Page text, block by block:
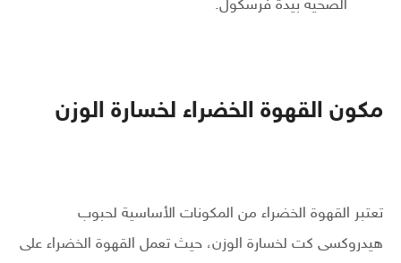
الصحية بيدة فرسكول.
مكون القهوة الخضراء لخسارة الوزن
تعتبر القهوة الخضراء من المكونات الأساسية لحبوب
هيدروكسى كت لخسارة الوزن، حيث تعمل القهوة الخضراء على